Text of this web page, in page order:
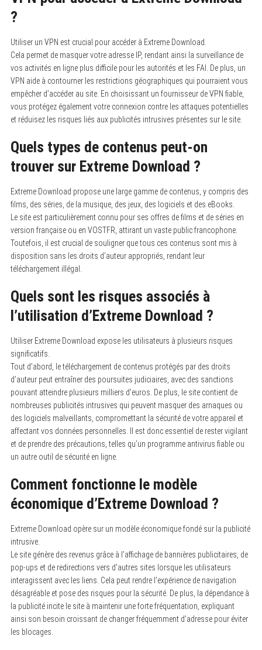
?
Utiliser un VPN est crucial pour accéder à Extreme Download.
Cela permet de masquer votre adresse IP, rendant ainsi la surveillance de
vos activités en ligne plus difficile pour les autorités et les FAI. De plus, un
VPN aide à contourner les restrictions géographiques qui pourraient vous
empêcher d’accéder au site. En choisissant un fournisseur de VPN fiable,
vous protégez également votre connexion contre les attaques potentielles
et réduisez les risques liés aux publicités intrusives présentes sur le site.
Quels types de contenus peut-on
trouver sur Extreme Download ?
Extreme Download propose une large gamme de contenus, y compris des
films, des séries, de la musique, des jeux, des logiciels et des eBooks.
Le site est particulièrement connu pour ses offres de films et de séries en
version française ou en VOSTFR, attirant un vaste public francophone.
Toutefois, il est crucial de souligner que tous ces contenus sont mis à
disposition sans les droits d’auteur appropriés, rendant leur
téléchargement illégal.
Quels sont les risques associés à
l’utilisation d’Extreme Download ?
Utiliser Extreme Download expose les utilisateurs à plusieurs risques
significatifs.
Tout d’abord, le téléchargement de contenus protégés par des droits
d’auteur peut entraîner des poursuites judiciaires, avec des sanctions
pouvant atteindre plusieurs milliers d’euros. De plus, le site contient de
nombreuses publicités intrusives qui peuvent masquer des arnaques ou
des logiciels malveillants, compromettant la sécurité de votre appareil et
affectant vos données personnelles. Il est donc essentiel de rester vigilant
et de prendre des précautions, telles qu’un programme antivirus fiable ou
un autre outil de sécurité en ligne.
Comment fonctionne le modèle
économique d’Extreme Download ?
Extreme Download opère sur un modèle économique fondé sur la publicité
intrusive.
Le site génère des revenus grâce à l’affichage de bannières publicitaires, de
pop-ups et de redirections vers d’autres sites lorsque les utilisateurs
interagissent avec les liens. Cela peut rendre l’expérience de navigation
désagréable et pose des risques pour la sécurité. De plus, la dépendance à
la publicité incite le site à maintenir une forte fréquentation, expliquant
ainsi son besoin croissant de changer fréquemment d’adresse pour éviter
les blocages.